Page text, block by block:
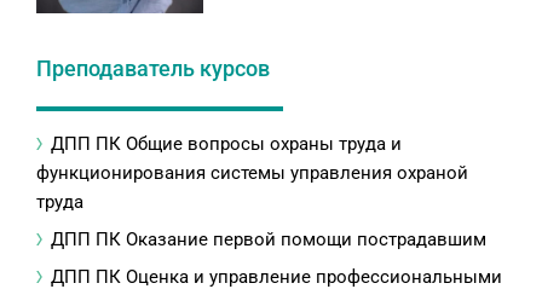
Преподаватель курсов
ДПП ПК Общие вопросы охраны труда и
функционирования системы управления охраной
труда
ДПП ПК Оказание первой помощи пострадавшим
ДПП ПК Оценка и управление профессиональными